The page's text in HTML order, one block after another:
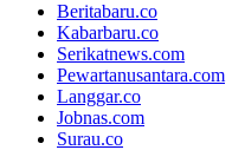
Beritabaru.co
Kabarbaru.co
Serikatnews.com
Pewartanusantara.com
Langgar.co
Jobnas.com
Surau.co